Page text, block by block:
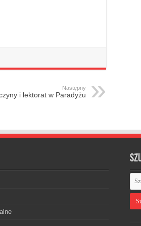
Następny
i lektorat w Paradyżu